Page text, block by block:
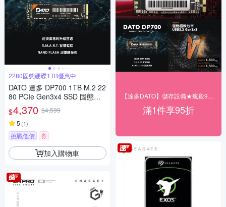
2280固態硬碟1TB優惠中
DATO 達多 DP700 1TB M.2 22
80 PCIe Gen3x4 SSD 固態硬
碟(最高達讀:2500MB/s 寫:170
0MB/s)
$4,370 $4,599
5 (1)
挑戰低價 券
加入購物車
滿1件享95折